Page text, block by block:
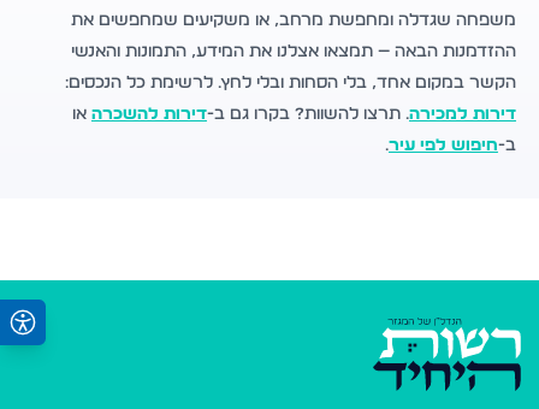
משפחה שגדלה ומחפשת מרחב, או משקיעים שמחפשים את
ההזדמנות הבאה — תמצאו אצלנו את המידע, התמונות והאנשי
הקשר במקום אחד, בלי הסחות ובלי לחץ. לרשימת כל הנכסים:
דירות למכירה. תרצו להשוות? בקרו גם ב-דירות להשכרה או
ב-חיפוש לפי עיר.